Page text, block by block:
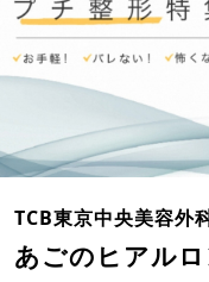
TCB東京中央美容外
あごのヒアル